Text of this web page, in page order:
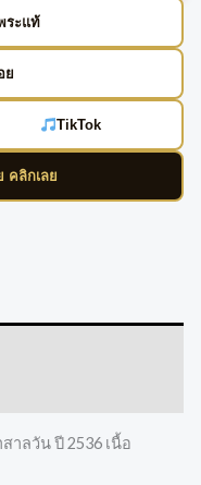
ระแท้
ย
TikTok
คลิกเลย
าลวัน ปี 2536 เนื้อ